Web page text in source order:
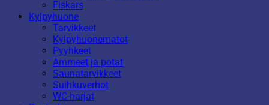
Fiskars
Kylpyhuone
Tarvikkeet
Kylpyhuonematot
Pyyhkeet
Ammeet ja potat
Saunatarvikkeet
Suihkuverhot
WC-harjat